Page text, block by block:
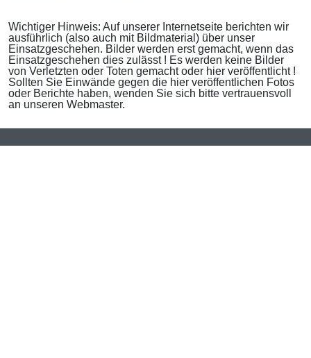
Wichtiger Hinweis: Auf unserer Internetseite berichten wir
ausführlich (also auch mit Bildmaterial) über unser
Einsatzgeschehen. Bilder werden erst gemacht, wenn das
Einsatzgeschehen dies zulässt ! Es werden keine Bilder
von Verletzten oder Toten gemacht oder hier veröffentlicht !
Sollten Sie Einwände gegen die hier veröffentlichen Fotos
oder Berichte haben, wenden Sie sich bitte vertrauensvoll
an unseren Webmaster.